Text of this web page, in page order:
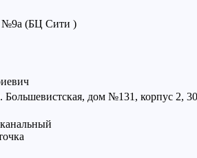
№9а (БЦ Сити )
Большевистская, дом №131, корпус 2,